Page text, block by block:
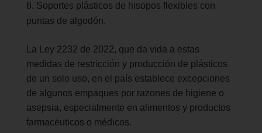
Soportes plásticos de hisopos flexibles con
puntas de algodón.
La Ley 2232 de 2022, que da vida a estas
medidas de restricción y producción de plásticos
de un solo uso, en el país establece excepciones
de algunos empaques por razones de higiene o
asepsia, especialmente en alimentos y productos
farmacéuticos o médicos.